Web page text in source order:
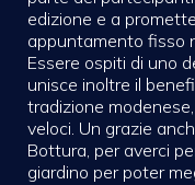
edizione e a
appuntamento fisso
Essere ospiti di uno
unisce inoltre il
tradizione
veloci. Un grazie
Bottura, per averci
giardino per poter